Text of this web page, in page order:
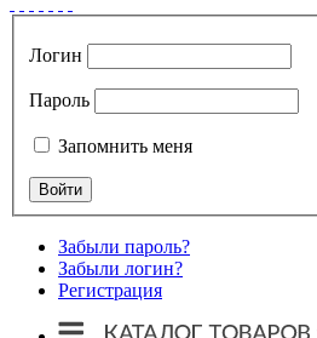
Логин
Пароль
Запомнить меня
Забыли пароль?
Забыли логин?
Регистрация